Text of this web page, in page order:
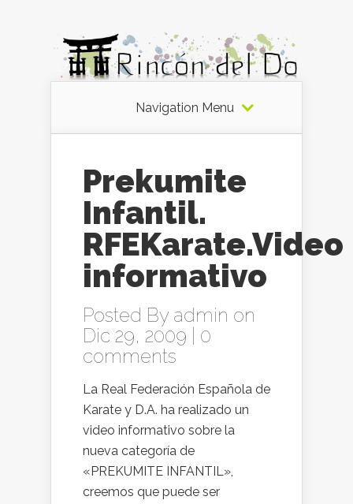
Navigation Menu
Prekumite
Infantil.
RFEKarate.Video
informativo
Posted By admin on
Dic 29, 2009 | 0
comments
La Real Federación Española de
Karate y D.A. ha realizado un
video informativo sobre la
nueva categoría de
«PREKUMITE INFANTIL»,
creemos que puede ser